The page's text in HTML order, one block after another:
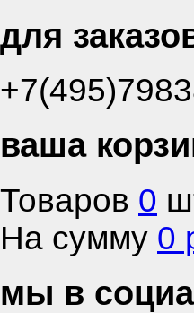
для
ваша
Товаров 0
На сумму 0
мы в